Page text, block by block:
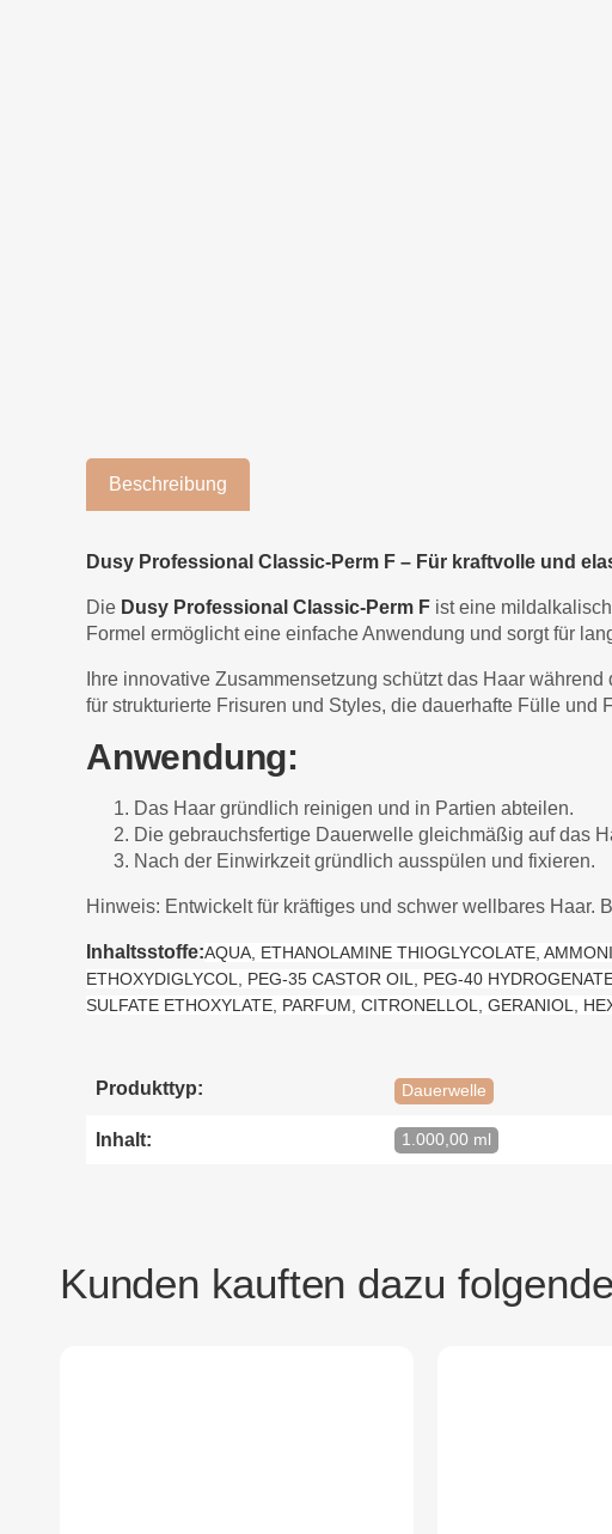
Beschreibung
Dusy Professional Classic-Perm F – Für kraftvolle und
Die Dusy Professional Classic-Perm F ist eine
Formel ermöglicht eine einfache Anwendung und sorgt für
Ihre innovative Zusammensetzung schützt das Haar
für strukturierte Frisuren und Styles, die dauerhafte Fülle und
Anwendung:
Das Haar gründlich reinigen und in Partien abteilen.
Die gebrauchsfertige Dauerwelle gleichmäßig auf das
Nach der Einwirkzeit gründlich ausspülen und fixieren.
Hinweis: Entwickelt für kräftiges und schwer wellbares
Inhaltsstoffe:AQUA, ETHANOLAMINE THIOGLYCOLATE,
ETHOXYDIGLYCOL, PEG-35 CASTOR OIL, PEG-40
SULFATE ETHOXYLATE, PARFUM, CITRONELLOL, GERANIOL,
Produkttyp: Dauerwelle
Inhalt: 1.000,00 ml
Kunden kauften dazu